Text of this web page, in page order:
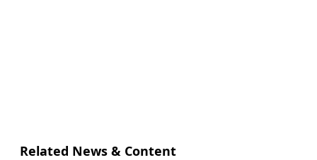
Related News & Content